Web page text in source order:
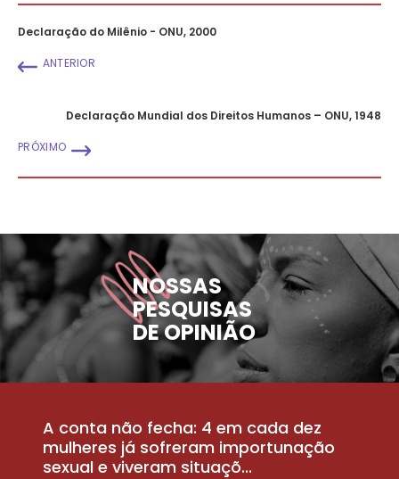
Declaração do Milênio - ONU, 2000
ANTERIOR
Declaração Mundial dos Direitos Humanos – ONU, 1948
PRÓXIMO
NOSSAS
PESQUISAS
DE OPINIÃO
A conta não fecha: 4 em cada dez
mulheres já sofreram importunação
sexual e viveram situaçõ...